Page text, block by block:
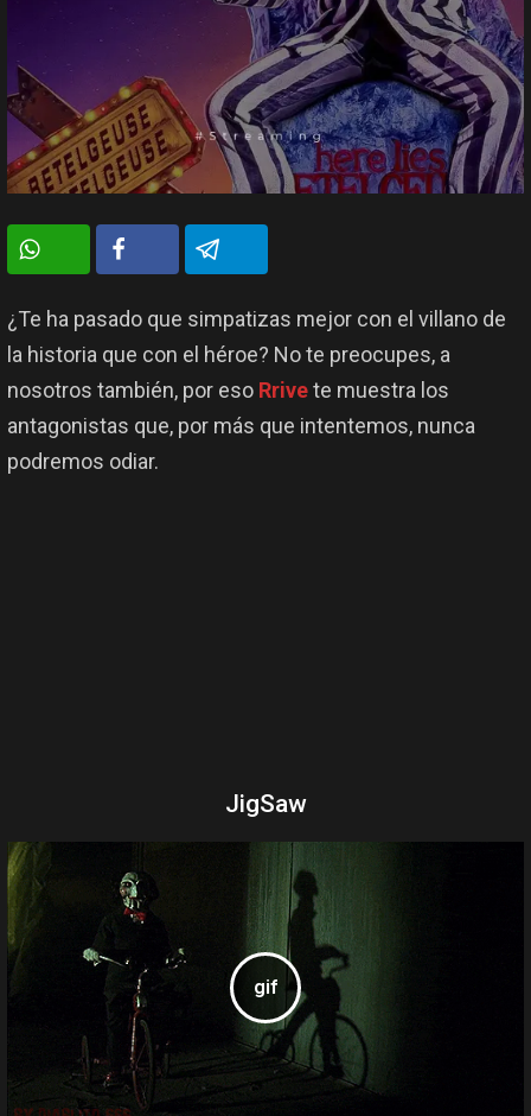
¿Te ha pasado que simpatizas mejor con el villano de
la historia que con el héroe? No te preocupes, a
nosotros también, por eso Rrivete muestra los
antagonistas que, por más que intentemos, nunca
podremos odiar.
JigSaw